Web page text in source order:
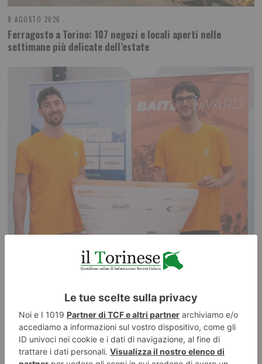
8 AGOSTO 2026
Ferragosto a Torino: 107 negozi e locali aperti nelle
settimane più delicate dell’estate
Dal Politecnico di Torino arriva il motore elettrico del